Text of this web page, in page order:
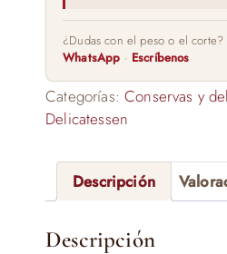
¿Dudas con el peso o el corte?
WhatsApp · Escríbenos
Categorías:Conservas y
Delicatessen
Descripción
Descripción